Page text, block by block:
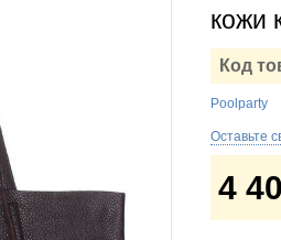
кожи
Код
Poolparty
Оставьте
4